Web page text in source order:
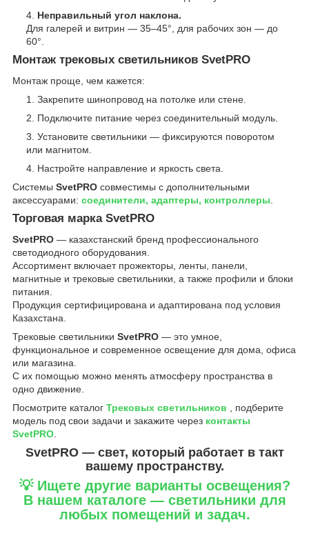
Неправильный угол наклона.
Для галерей и витрин — 35–45°, для рабочих зон — до
60°.
Монтаж трековых светильников SvetPRO
Монтаж проще, чем кажется:
Закрепите шинопровод на потолке или стене.
Подключите питание через соединительный модуль.
Установите светильники — фиксируются поворотом
или магнитом.
Настройте направление и яркость света.
Системы SvetPRO совместимы с дополнительными
аксессуарами: соединители, адаптеры, контроллеры
Торговая марка SvetPRO
SvetPRO — казахстанский бренд профессионального
светодиодного оборудования.
Ассортимент включает прожекторы, ленты, панели,
магнитные и трековые светильники, а также профили и блоки
питания.
Продукция сертифицирована и адаптирована под условия
Казахстана.
Трековые светильники SvetPRO — это умное,
функциональное и современное освещение для дома, офиса
или магазина.
С их помощью можно менять атмосферу пространства в
одно движение.
Посмотрите каталог Трековых светильников
, подберите
модель под свои задачи и закажите через контакты
SvetPRO
SvetPRO — свет, который работает в такт
вашему пространству.
💡 Ищете другие варианты освещения?
В нашем каталоге — светильники для
любых помещений и задач.